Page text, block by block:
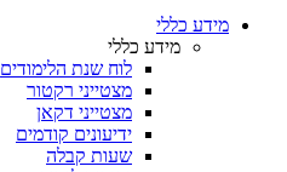
מידע כללי
מידע כללי
לוח שנת הלימודים
מצטייני רקטור
מצטייני דקאן
ידיעונים קודמים
שעות קבלה